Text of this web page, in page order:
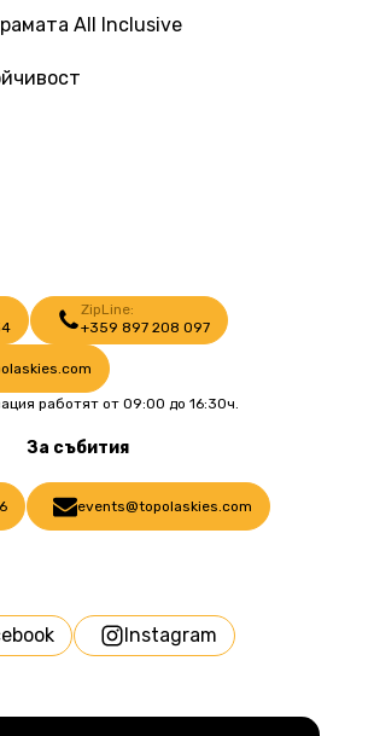
All Inclusive
ZipLine:
+359 897 208 097
работят от 09:00 до 16:30ч.
За събития
events@topolaskies.com
Instagram